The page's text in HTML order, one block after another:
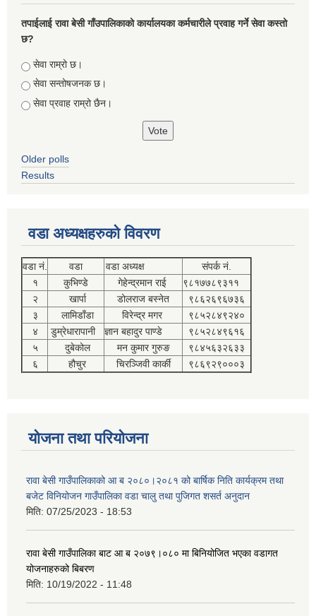
तपाईलाई रावा बेसी गाँउपालिकाको कार्यालयका कर्मचारीले प्रवाह गर्ने सेवा कस्तो
छ?
Choices
सेवा राम्रो छ।
सेवा सन्तोषजनक छ।
सेवा प्रवाह राम्रो छैन।
Older polls
Results
वडा अध्यक्षहरुको विवरण
वडा नं. वडा वडा अध्यक्ष
संपर्क नं.
१
कुभिण्डे गेहेन्द्रमान राई
९८१७७८९३११
२
खार्पा डोलराज बस्नेत
९८६२६९६७३६
३
लामिडाँडा विरेन्द्र मगर
९८५२८४९२४०
४
डुम्रेधारापानी ज्ञान बहादुर पाण्डे
९८५२८४९६१६
५
दुबेकोल मन कुमार गुरुङ
९८४५६३२६३३
६
हौचुर चिरञ्जिवी कार्की ९८६९२९०००३
योजना तथा परियोजना
रावा बेसी गाउँपालिकाको आ ब २०८०।२०८१ को बार्षिक निति कार्यक्रम तथा
बजेट विनियोजन गाउँपालिका वडा चालु तथा पुजिगत शसर्त अनुदान
मिति: 07/25/2023 - 18:53
रावा बेसी गाउँपालिका बाट आ ब २०७९।०८० मा बिनियोजित भएका वडागत
योजनाहरुको बिबरण
मिति: 10/19/2022 - 11:48